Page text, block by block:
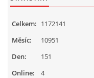
Online: 4
Celkem: 1172141
Měsíc:
10951
Den:
151